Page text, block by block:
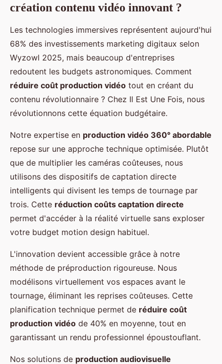
création contenu vidéo innovant ?
Les technologies immersives représentent aujourd'hui
68% des investissements marketing digitaux selon
Wyzowl 2025, mais beaucoup d'entreprises
redoutent les budgets astronomiques. Comment
réduire coût production vidéo tout en créant du
contenu révolutionnaire ? Chez Il Est Une Fois, nous
révolutionnons cette équation budgétaire.
Notre expertise en production vidéo 360° abordable
repose sur une approche technique optimisée. Plutôt
que de multiplier les caméras coûteuses, nous
utilisons des dispositifs de captation directe
intelligents qui divisent les temps de tournage par
trois. Cette réduction coûts captation directe
permet d'accéder à la réalité virtuelle sans exploser
votre budget motion design habituel.
L'innovation devient accessible grâce à notre
méthode de préproduction rigoureuse. Nous
modélisons virtuellement vos espaces avant le
tournage, éliminant les reprises coûteuses. Cette
planification technique permet de réduire coût
production vidéo de 40% en moyenne, tout en
garantissant un rendu professionnel époustouflant.
Nos solutions de production audiovisuelle